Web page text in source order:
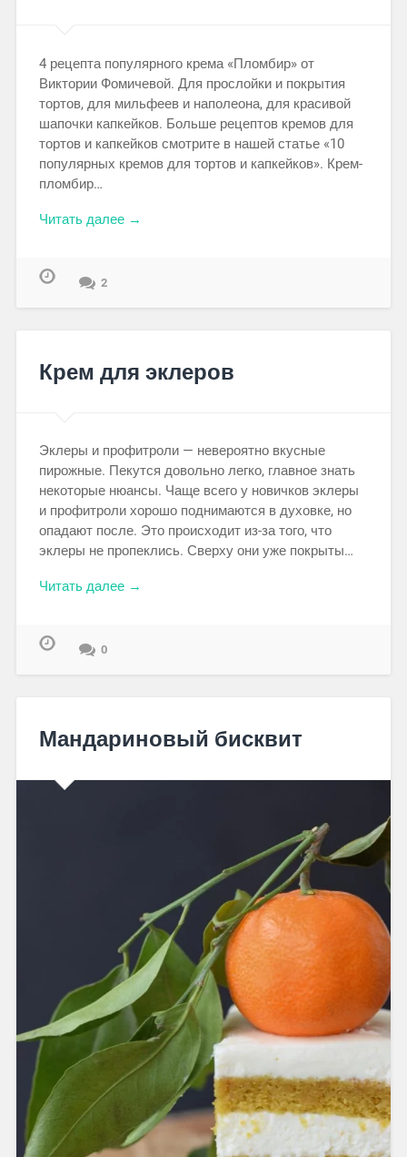
4 рецепта популярного крема «Пломбир» от
Виктории Фомичевой. Для прослойки и покрытия
тортов, для мильфеев и наполеона, для красивой
шапочки капкейков. Больше рецептов кремов для
тортов и капкейков смотрите в нашей статье «10
популярных кремов для тортов и капкейков». Крем-
пломбир…
Читать далее →
2
Крем для эклеров
Эклеры и профитроли — невероятно вкусные
пирожные. Пекутся довольно легко, главное знать
некоторые нюансы. Чаще всего у новичков эклеры
и профитроли хорошо поднимаются в духовке, но
опадают после. Это происходит из-за того, что
эклеры не пропеклись. Сверху они уже покрыты…
Читать далее →
0
Мандариновый бисквит